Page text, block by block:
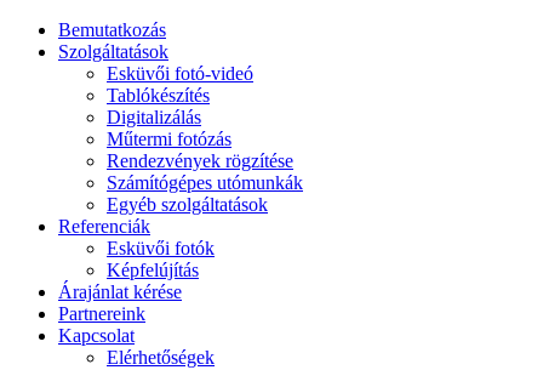
Bemutatkozás
Szolgáltatások
Esküvői fotó-videó
Tablókészítés
Digitalizálás
Műtermi fotózás
Rendezvények rögzítése
Számítógépes utómunkák
Egyéb szolgáltatások
Referenciák
Esküvői fotók
Képfelújítás
Árajánlat kérése
Partnereink
Kapcsolat
Elérhetőségek